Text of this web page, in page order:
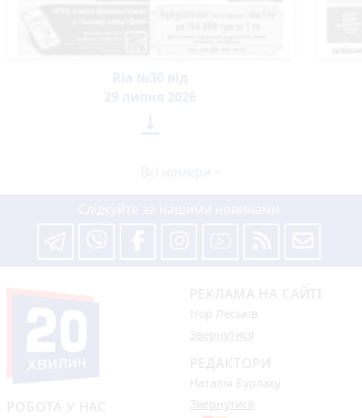
РОБОТА У НАС
РЕКЛАМА НА САЙТІ
Ігор Леськів
Звернутися
РЕДАКТОРИ
Наталія Бурлаку
Звернутися